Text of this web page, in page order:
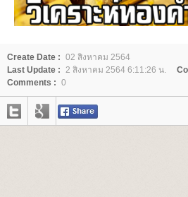
Create Date : 02 สิงหาคม 2564
Last Update :
2 สิงหาคม 2564 6:11:26 น.
Comments : 0